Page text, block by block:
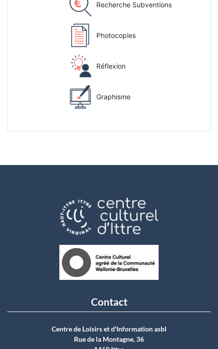
Recherche Subventions
Photocopies
Réflexion
Graphisme
Contact
Centre de Loisirs et d'Information asbI
Rue de la Montagne, 36